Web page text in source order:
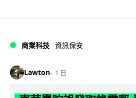
商業科技 資訊保安
Lawton 1 日